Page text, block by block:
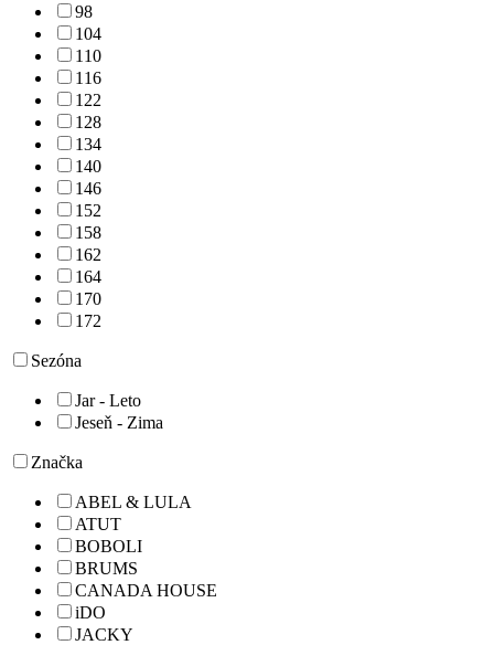
98
104
110
116
122
128
134
140
146
152
158
162
164
170
172
Sezóna
Jar - Leto
Jeseň - Zima
Značka
ABEL & LULA
ATUT
BOBOLI
BRUMS
CANADA HOUSE
iDO
JACKY